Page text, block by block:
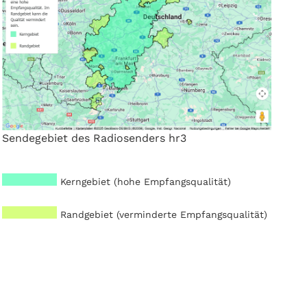
Sendegebiet des Radiosenders hr3
Kerngebiet (hohe Empfangsqualität)
Randgebiet (verminderte Empfangsqualität)